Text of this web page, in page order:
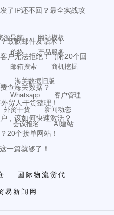
了IP还不回？最全实战攻
致歉邮件及话术！
户无法拒绝！（附20个回
查海关数据？
贸人干货整理！
，该如何快速激活？
20个接单网站！
一篇就够了！
源导航
网站模板
价格
产品服务
邮箱搜索
商机挖掘
海关数据旧版
Whatsapp
客户管理
外贸干货
新闻动态
会议报名
AI建站
国际物流货代
易新闻网